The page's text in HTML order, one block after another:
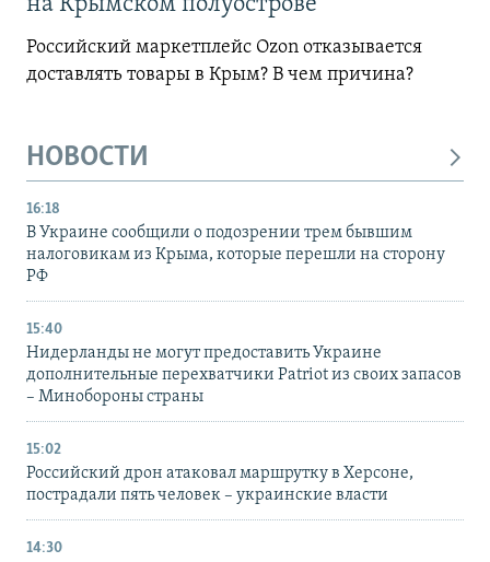
Российский маркетплейс Ozon отказывается
доставлять товары в Крым? В чем причина?
НОВОСТИ
16:18
В Украине сообщили о подозрении трем бывшим
налоговикам из Крыма, которые перешли на сторону
РФ
15:40
Нидерланды не могут предоставить Украине
дополнительные перехватчики Patriot из своих запасов
– Минобороны страны
15:02
Российский дрон атаковал маршрутку в Херсоне,
пострадали пять человек – украинские власти
14:30